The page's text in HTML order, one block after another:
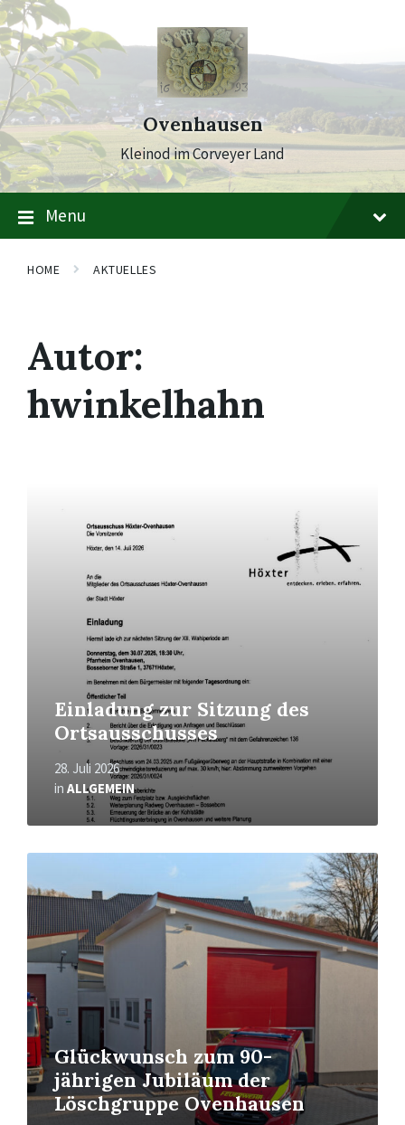
Skip
to
content
Skip
to
main
navigation
Skip
to
footer
Ovenhausen
Kleinod im Corveyer Land
Menu
HOME AKTUELLES
Autor:
hwinkelhahn
Einladung zur Sitzung des
Ortsausschusses
28. Juli 2026
in ALLGEMEIN
erfahren
Glückwunsch zum 90-
jährigen Jubiläum der
Löschgruppe Ovenhausen
Mehr